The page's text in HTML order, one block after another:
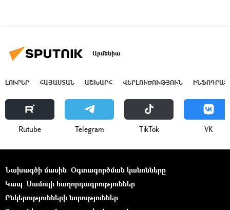
Արմենիա
ԼՈՒՐԵՐ ՀԱՅԱՍՏԱՆ ԱՇԽԱՐՀ ՎԵՐԼՈՒԾՈՒԹՅՈՒՆ
Rutube Telegram ТikТоk VK
Նախագծի մասին Օգտագործման կանոնները
Կապ Մամուլի հաղորդագրություններ
Ընկերությունների նորություններ